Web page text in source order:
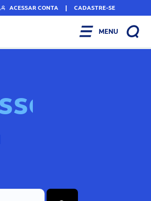
ACESSAR CONTA | CADASTRE-SE
MENU
so